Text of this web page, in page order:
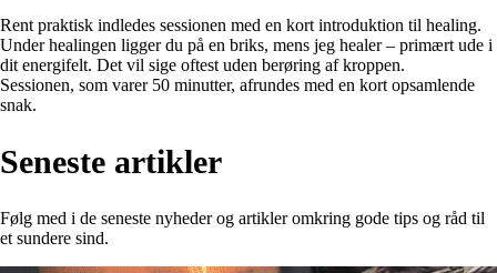
Rent praktisk indledes sessionen med en kort introduktion til healing.
Under healingen ligger du på en briks, mens jeg healer – primært ude i
dit energifelt. Det vil sige oftest uden berøring af kroppen.
Sessionen, som varer 50 minutter, afrundes med en kort opsamlende
snak.
Seneste artikler
Følg med i de seneste nyheder og artikler omkring gode tips og råd til
et sundere sind.